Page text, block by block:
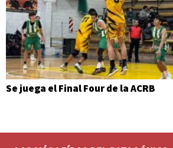
Se juega el Final Four de la ACRB